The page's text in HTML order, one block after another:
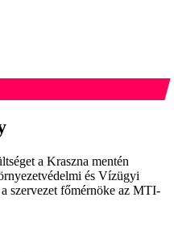
a Kraszna mentén
és Vízügyi
szervezet főmérnöke az MTI-